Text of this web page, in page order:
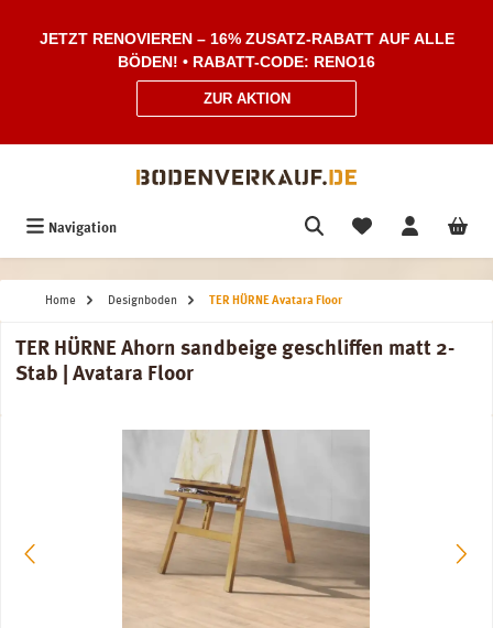
JETZT RENOVIEREN – 16% ZUSATZ-RABATT AUF ALLE
BÖDEN! • RABATT-CODE: RENO16
ZUR AKTION
Navigation
Home Designboden TER HÜRNE Avatara Floor
TER HÜRNE Ahorn sandbeige geschliffen matt 2-
Stab | Avatara Floor